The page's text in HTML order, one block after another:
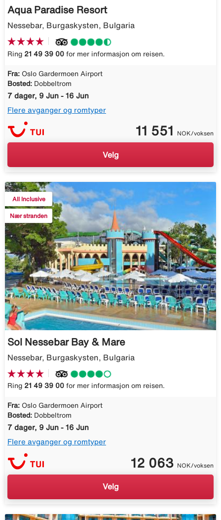
Aqua Paradise Resort
Nessebar, Burgaskysten, Bulgaria
Ring 21 49 39 00 for mer informasjon om reisen.
Fra: Oslo Gardermoen Airport
Bosted: Dobbeltrom
7 dager, 9 Jun - 16 Jun
Flere avganger og romtyper
11 551 NOK/voksen
Velg
All Inclusive
Nær stranden
Sol Nessebar Bay & Mare
Nessebar, Burgaskysten, Bulgaria
Ring 21 49 39 00 for mer informasjon om reisen.
Fra: Oslo Gardermoen Airport
Bosted: Dobbeltrom
7 dager, 9 Jun - 16 Jun
Flere avganger og romtyper
12 063 NOK/voksen
Velg